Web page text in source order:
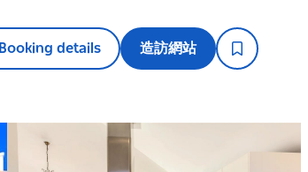
Booking details 造訪網站